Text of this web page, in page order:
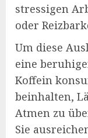
stressigen
oder
Um diese
eine
Koffein
beinhalten,
Atmen zu
Sie